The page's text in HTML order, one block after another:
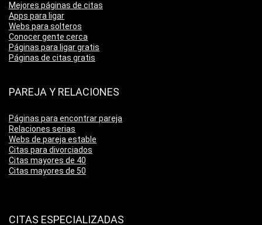
Mejores páginas de citas
Apps para ligar
Webs para solteros
Conocer gente cerca
Páginas para ligar gratis
Páginas de citas gratis
PAREJA Y RELACIONES
Páginas para encontrar pareja
Relaciones serias
Webs de pareja estable
Citas para divorciados
Citas mayores de 40
Citas mayores de 50
CITAS ESPECIALIZADAS